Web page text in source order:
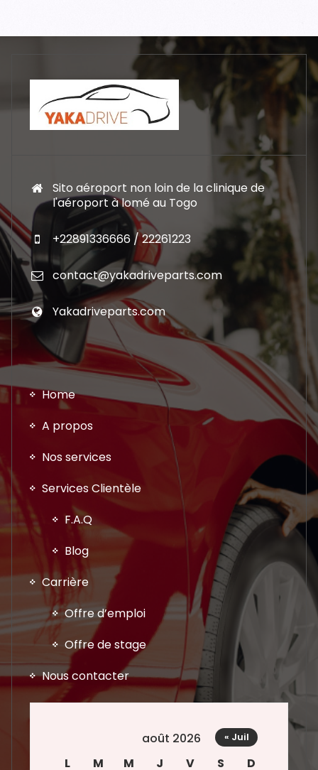
Sito aéroport non loin de la clinique de
l'aéroport à lomé au Togo
+22891336666 / 22261223
contact@yakadriveparts.com
Yakadriveparts.com
Home
A propos
Nos services
Services Clientèle
F.A.Q
Blog
Carrière
Offre d’emploi
Offre de stage
Nous contacter
août 2026
L
M M J V S D
« Juil